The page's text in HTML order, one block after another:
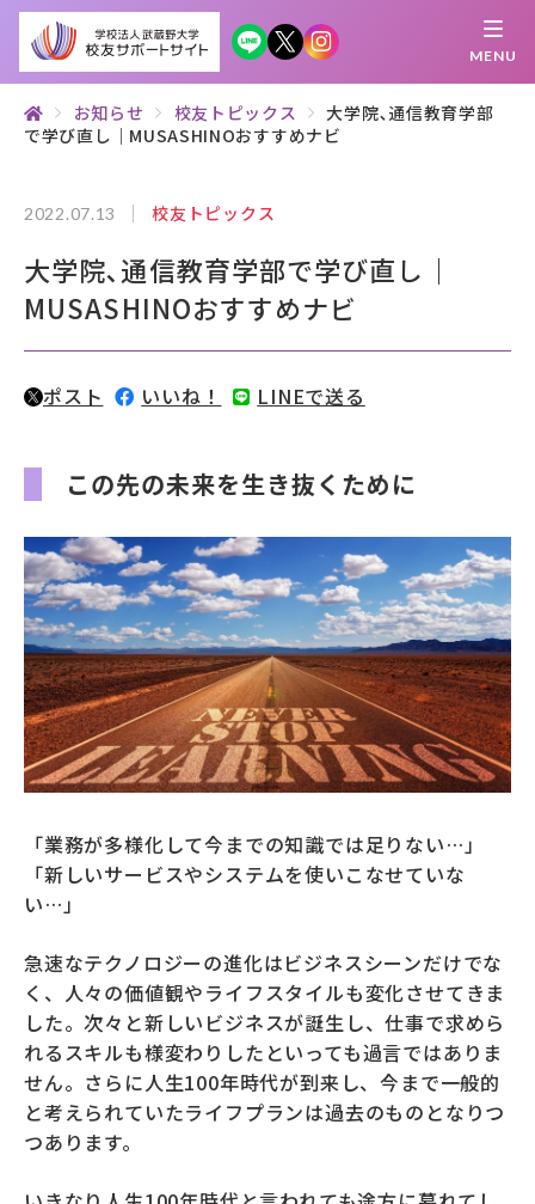
MENU
集 う 学 ぶ 知 る
母校について
むらさき会・くれない会について
お知らせ
武蔵野マガジン
募財（寄付）
採用情報
各種手続き・ご案内
卒業後の学び
武蔵野TV お問い合わせ
サイトポリシー サイトマップ
お知らせ 校友トピックス
大学院､通信教育学部
で学び直し｜MUSASHINOおすすめナビ
2022.07.13 校友トピックス
大学院､通信教育学部で学び直し｜
MUSASHINOおすすめナビ
ポスト いいね！ LINEで送る
この先の未来を生き抜くために
「業務が多様化して今までの知識では足りない…」
「新しいサービスやシステムを使いこなせていな
い…」
急速なテクノロジーの進化はビジネスシーンだけでな
く、人々の価値観やライフスタイルも変化させてきま
した。次々と新しいビジネスが誕生し、仕事で求めら
れるスキルも様変わりしたといっても過言ではありま
せん。さらに人生100年時代が到来し、今まで一般的
と考えられていたライフプランは過去のものとなりつ
つあります。